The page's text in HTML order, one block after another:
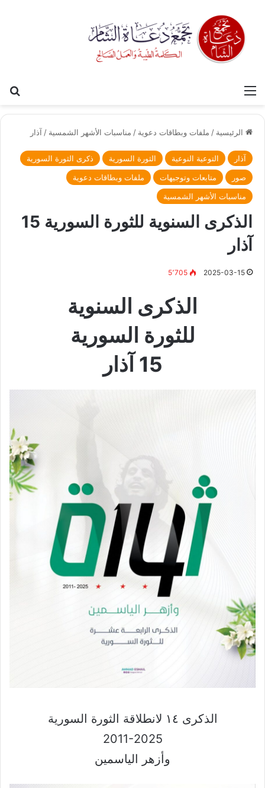
القائمة
الرئيسية / ملفات وبطاقات دعوية / مناسبات الأشهر الشمسية / آذار
آذار التوعية النوعية الثورة السورية
ذكرى الثورة السورية
صور
متابعات وتوجيهات
ملفات وبطاقات دعوية
مناسبات الأشهر الشمسية
الذكرى السنوية للثورة السورية 15
آذار
2025-03-15 5٬705
الذكرى السنوية
للثورة السورية
15 آذار
الذكرى ١٤ لانطلاقة الثورة السورية
2011-2025
وأزهر الياسمين